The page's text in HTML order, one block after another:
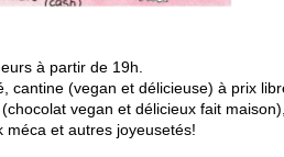
à partir de 19h.
cantine (vegan et délicieuse) à prix
vegan et délicieux fait
méca et autres joyeusetés!